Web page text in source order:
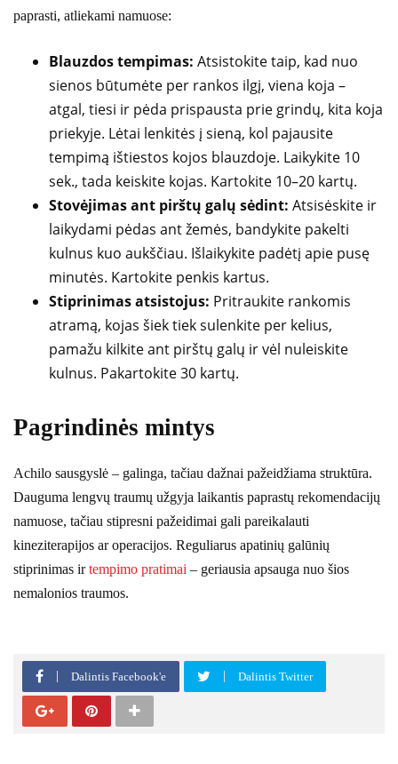
paprasti, atliekami namuose:
Blauzdos tempimas: Atsistokite taip, kad nuo
sienos būtumėte per rankos ilgį, viena koja –
atgal, tiesi ir pėda prispausta prie grindų, kita koja
priekyje. Lėtai lenkitės į sieną, kol pajausite
tempimą ištiestos kojos blauzdoje. Laikykite 10
sek., tada keiskite kojas. Kartokite 10–20 kartų.
Stovėjimas ant pirštų galų sėdint: Atsisėskite ir
laikydami pėdas ant žemės, bandykite pakelti
kulnus kuo aukščiau. Išlaikykite padėtį apie pusę
minutės. Kartokite penkis kartus.
Stiprinimas atsistojus: Pritraukite rankomis
atramą, kojas šiek tiek sulenkite per kelius,
pamažu kilkite ant pirštų galų ir vėl nuleiskite
kulnus. Pakartokite 30 kartų.
Pagrindinės mintys
Achilo sausgyslė – galinga, tačiau dažnai pažeidžiama struktūra.
Dauguma lengvų traumų užgyja laikantis paprastų rekomendacijų
namuose, tačiau stipresni pažeidimai gali pareikalauti
kineziterapijos ar operacijos. Reguliarus apatinių galūnių
stiprinimas irtempimo pratimai – geriausia apsauga nuo šios
nemalonios traumos.
Dalintis Facebook'e Dalintis Twitter